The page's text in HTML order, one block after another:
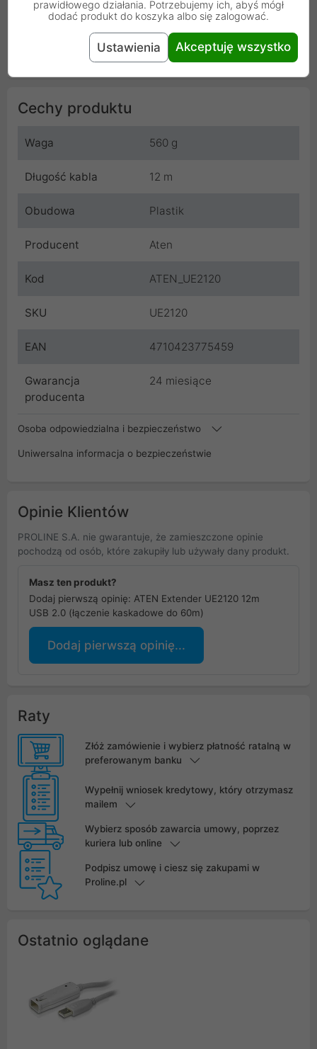
Cechy produktu
Waga 560 g
Długość kabla 12 m
Obudowa Plastik
Producent Aten
Kod ATEN_UE2120
SKU UE2120
EAN 4710423775459
Gwarancja
producenta
24 miesiące
Osoba odpowiedzialna i bezpieczeństwo
Uniwersalna informacja o bezpieczeństwie
Opinie Klientów
PROLINE S.A. nie gwarantuje, że zamieszczone opinie
pochodzą od osób, które zakupiły lub używały dany produkt.
Masz ten produkt?
Dodaj pierwszą opinię: ATEN Extender UE2120 12m
USB 2.0 (łączenie kaskadowe do 60m)
Dodaj pierwszą opinię...
Raty
Złóż zamówienie i wybierz płatność ratalną w
preferowanym banku
Wypełnij wniosek kredytowy, który otrzymasz
mailem
Wybierz sposób zawarcia umowy, poprzez
kuriera lub online
Podpisz umowę i ciesz się zakupami w
Proline.pl
Ostatnio oglądane
prawidłowego działania. Potrzebujemy ich, abyś mógł
dodać produkt do koszyka albo się zalogować.
Ustawienia Akceptuję wszystko